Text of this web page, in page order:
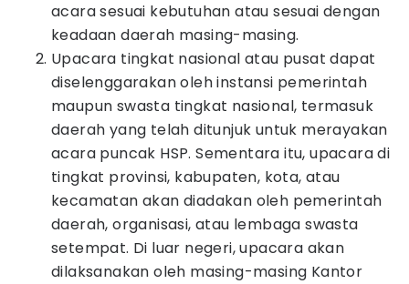
acara sesuai kebutuhan atau sesuai dengan
keadaan daerah masing-masing.
Upacara tingkat nasional atau pusat dapat
diselenggarakan oleh instansi pemerintah
maupun swasta tingkat nasional, termasuk
daerah yang telah ditunjuk untuk merayakan
acara puncak HSP. Sementara itu, upacara di
tingkat provinsi, kabupaten, kota, atau
kecamatan akan diadakan oleh pemerintah
daerah, organisasi, atau lembaga swasta
setempat. Di luar negeri, upacara akan
dilaksanakan oleh masing-masing Kantor